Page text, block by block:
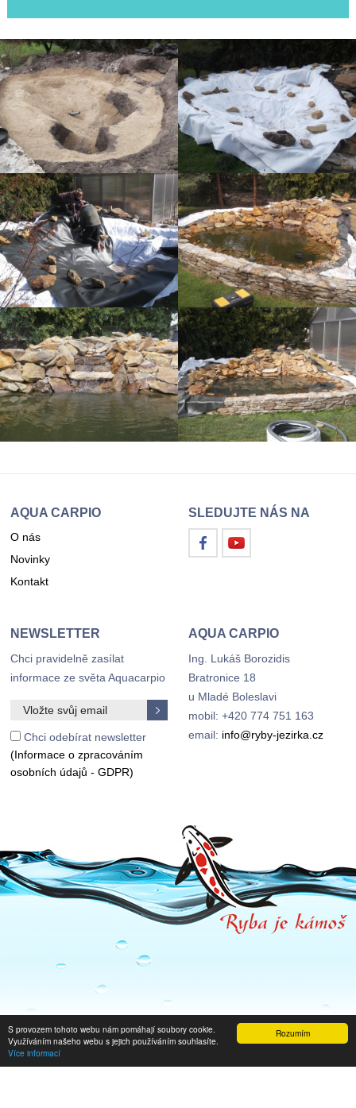
Rozumím
S provozem tohoto webu nám pomáhají soubory cookie.
Využíváním našeho webu s jejich používáním souhlasíte.
Více informací
AQUA CARPIO
O nás
Novinky
Kontakt
SLEDUJTE NÁS NA
NEWSLETTER
Chci pravidelně zasílat
informace ze světa Aquacarpio
Chci odebírat newsletter
(Informace o zpracováním
osobních údajů - GDPR)
AQUA CARPIO
Ing. Lukáš Borozidis
Bratronice 18
u Mladé Boleslavi
mobil: +420 774 751 163
email: info@ryby-jezirka.cz